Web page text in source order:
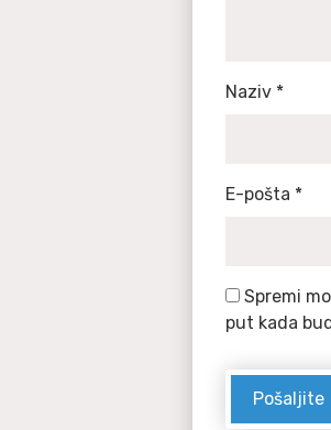
Naziv *
E-pošta *
Spremi
put kada